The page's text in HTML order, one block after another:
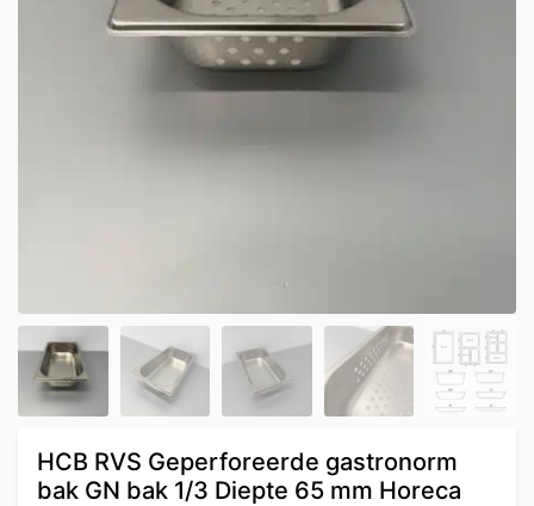
HCB RVS Geperforeerde gastronorm
bak GN bak 1/3 Diepte 65 mm Horeca